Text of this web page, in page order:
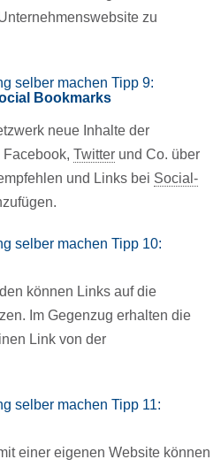
zu
selber machen Tipp 9:
Bookmarks
neue Inhalte der
Twitter und Co. über
und Links bei Social-
selber machen Tipp 10:
können Links auf die
Im Gegenzug erhalten die
Link von der
selber machen Tipp 11:
einer eigenen Website können